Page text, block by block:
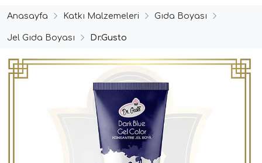
Anasayfa Katkı Malzemeleri Gıda Boyası
Jel Gıda Boyası Dr.Gusto